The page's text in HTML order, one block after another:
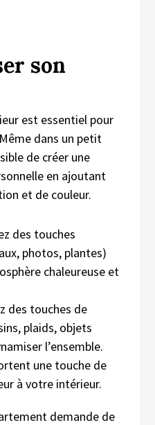
son
est essentiel pour
dans un petit
de créer une
en ajoutant
et de couleur.
des touches
photos, plantes)
chaleureuse et
des touches de
plaids, objets
l’ensemble.
une touche de
à votre intérieur.
demande de